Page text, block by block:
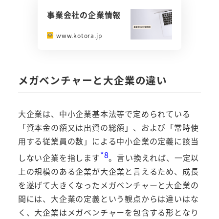
事業会社の企業情報
www.kotora.jp
メガベンチャーと大企業の違い
大企業は、中小企業基本法等で定められている
「資本金の額又は出資の総額」、および「常時使
用する従業員の数」による中小企業の定義に該当
しない企業を指します*8。言い換えれば、一定以
上の規模のある企業が大企業と言えるため、成長
を遂げて大きくなったメガベンチャーと大企業の
間には、大企業の定義という観点からは違いはな
く、大企業はメガベンチャーを包含する形となり